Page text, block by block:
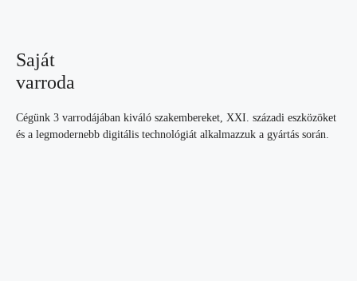
Saját
varroda
Cégünk 3 varrodájában kiváló szakembereket, XXI. századi eszközöket
és a legmodernebb digitális technológiát alkalmazzuk a gyártás során.